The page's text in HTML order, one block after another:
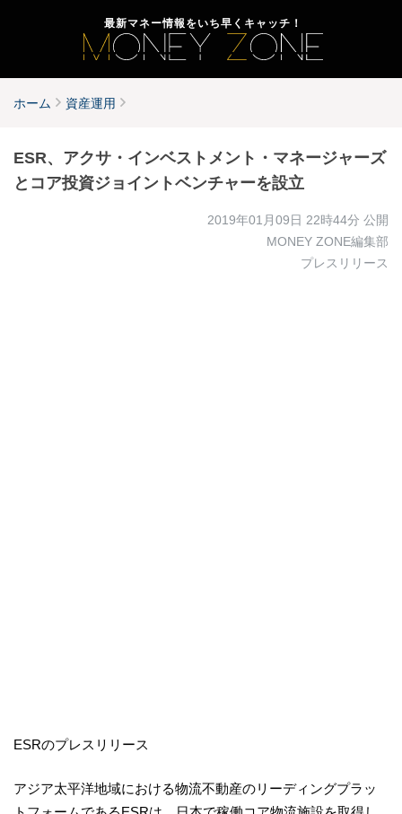
最新マネー情報をいち早くキャッチ！
ホーム 資産運用
ESR、アクサ・インベストメント・マネージャーズ
とコア投資ジョイントベンチャーを設立
2019年01月09日 22時44分 公開
MONEY ZONE編集部
プレスリリース
ESRのプレスリリース
アジア太平洋地域における物流不動産のリーディングプラッ